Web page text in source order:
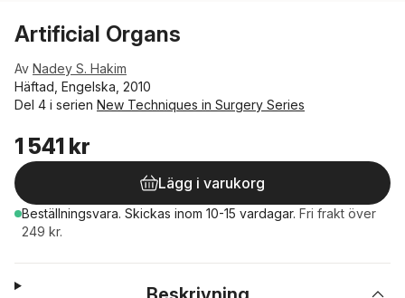
Artificial Organs
Av Nadey S. Hakim
Häftad, Engelska, 2010
Del 4 i serien New Techniques in Surgery Series
1 541 kr
Lägg i varukorg
Beställningsvara. Skickas inom 10-15 vardagar. Fri frakt över
249 kr.